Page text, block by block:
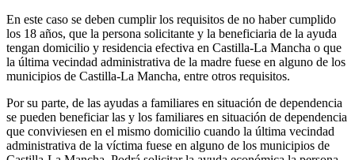
En este caso se deben cumplir los requisitos de no haber cumplido
los 18 años, que la persona solicitante y la beneficiaria de la ayuda
tengan domicilio y residencia efectiva en Castilla-La Mancha o que
la última vecindad administrativa de la madre fuese en alguno de los
municipios de Castilla-La Mancha, entre otros requisitos.
Por su parte, de las ayudas a familiares en situación de dependencia
se pueden beneficiar las y los familiares en situación de dependencia
que conviviesen en el mismo domicilio cuando la última vecindad
administrativa de la víctima fuese en alguno de los municipios de